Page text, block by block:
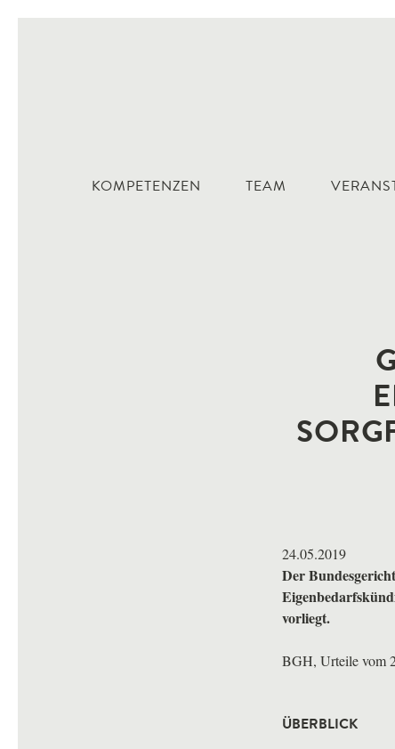
KOMPETENZEN TEAM
24.05.2019
Der
vorliegt.
BGH, Urteile vom
ÜBERBLICK